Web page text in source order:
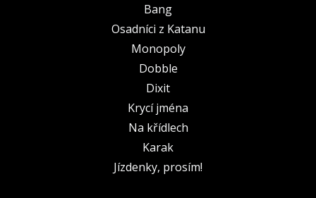
Bang
Osadníci z Katanu
Monopoly
Dobble
Dixit
Krycí jména
Na křídlech
Karak
Jízdenky, prosím!